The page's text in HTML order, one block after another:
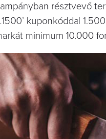
résztvevő
kuponkóddal
minimum 10.000